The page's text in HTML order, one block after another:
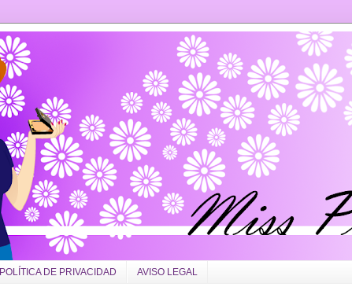
POLÍTICA DE PRIVACIDAD AVISO LEGAL